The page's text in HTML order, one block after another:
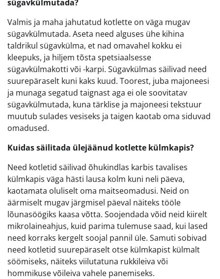
sügavkülmutada?
Valmis ja maha jahutatud kotlette on väga mugav
sügavkülmutada. Aseta need alguses ühe kihina
taldrikul sügavkülma, et nad omavahel kokku ei
kleepuks, ja hiljem tõsta spetsiaalsesse
sügavkülmakotti või -karpi. Sügavkülmas säilivad need
suurepäraselt kuni kaks kuud. Toorest, juba majoneesi
ja munaga segatud taignast aga ei ole soovitatav
sügavkülmutada, kuna tärklise ja majoneesi tekstuur
muutub sulades vesiseks ja taigen kaotab oma siduvad
omadused.
Kuidas säilitada ülejäänud kotlette külmkapis?
Need kotletid säilivad õhukindlas karbis tavalises
külmkapis väga hästi lausa kolm kuni neli päeva,
kaotamata oluliselt oma maitseomadusi. Neid on
äärmiselt mugav järgmisel päeval näiteks tööle
lõunasöögiks kaasa võtta. Soojendada võid neid kiirelt
mikrolaineahjus, kuid parima tulemuse saad, kui lased
need korraks kergelt soojal pannil üle. Samuti sobivad
need kotletid suurepäraselt otse külmkapist külmalt
söömiseks, näiteks viilutatuna rukkileiva või
hommikuse võileiva vahele panemiseks.